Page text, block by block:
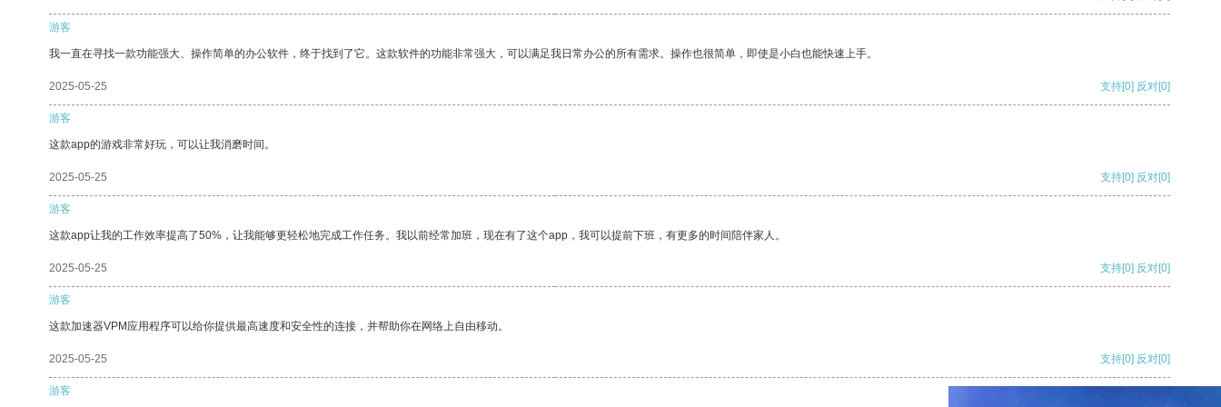
游客
我一直在寻找一款功能强大、操作简单的办公软件，终于找到了它。这款软件的功能非常强大，可以满足我日常办公的所有需求。操作也很简单，即使是小白也能快速上手。
2025-05-25 支持[0] 反对[0]
游客
这款app的游戏非常好玩，可以让我消磨时间。
2025-05-25 支持[0] 反对[0]
游客
这款app让我的工作效率提高了50%，让我能够更轻松地完成工作任务。我以前经常加班，现在有了这个app，我可以提前下班，有更多的时间陪伴家人。
2025-05-25 支持[0] 反对[0]
游客
这款加速器VPM应用程序可以给你提供最高速度和安全性的连接，并帮助你在网络上自由移动。
2025-05-25 支持[0] 反对[0]
游客